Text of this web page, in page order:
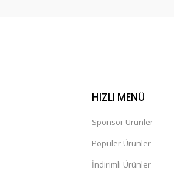
HIZLI MENÜ
Sponsor Ürünler
Popüler Ürünler
İndirimli Ürünler